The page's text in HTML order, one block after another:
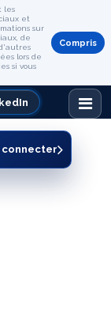
les
et
sur
de
lors de
si vous
Compris
connecter